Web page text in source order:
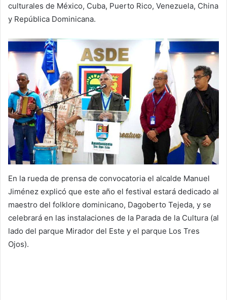
culturales de México, Cuba, Puerto Rico, Venezuela, China
y República Dominicana.
En la rueda de prensa de convocatoria el alcalde Manuel
Jiménez explicó que este año el festival estará dedicado al
maestro del folklore dominicano, Dagoberto Tejeda, y se
celebrará en las instalaciones de la Parada de la Cultura (al
lado del parque Mirador del Este y el parque Los Tres
Ojos).